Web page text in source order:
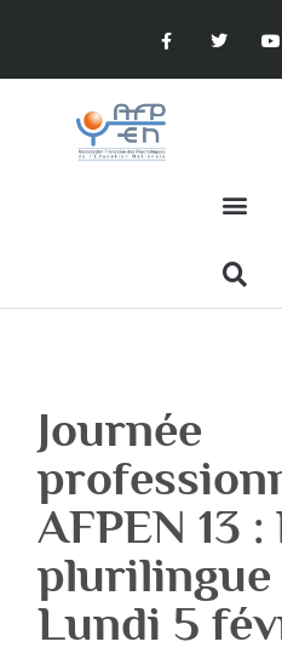
Journée
AFPEN 13
plurilingue
Lundi 5